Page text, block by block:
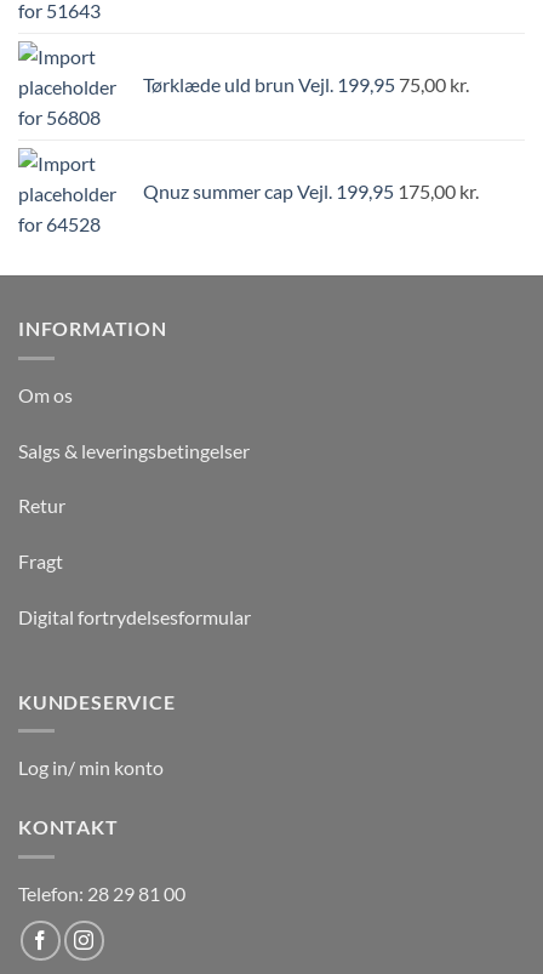
Tørklæde uld brun Vejl. 199,95 75,00 kr.
Qnuz summer cap Vejl. 199,95 175,00 kr.
INFORMATION
Om os
Salgs & leveringsbetingelser
Retur
Fragt
Digital fortrydelsesformular
KUNDESERVICE
Log in/ min konto
KONTAKT
Telefon: 28 29 81 00